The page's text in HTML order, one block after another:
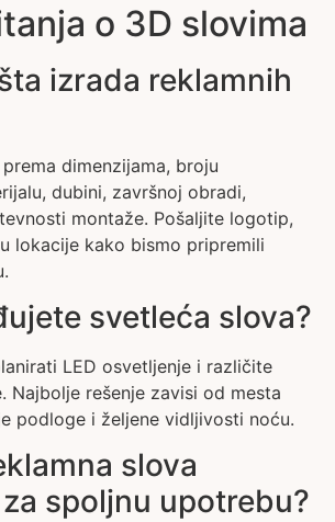
o 3D slovima
izrada reklamnih
dimenzijama, broju
dubini, završnoj obradi,
montaže. Pošaljite logotip,
lokacije kako bismo pripremili
svetleća slova?
LED osvetljenje i različite
Najbolje rešenje zavisi od mesta
podloge i željene vidljivosti noću.
slova
spoljnu upotrebu?